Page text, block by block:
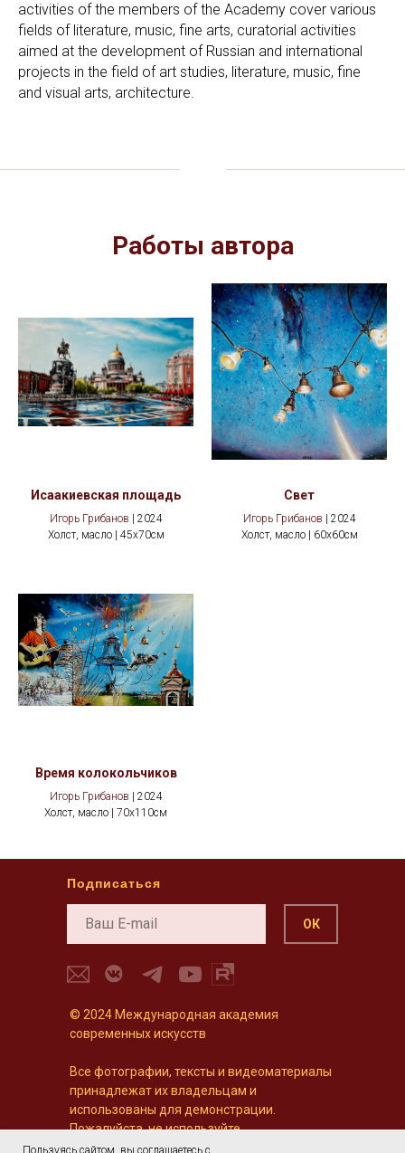
activities of the members of the Academy cover various
fields of literature, music, fine arts, curatorial activities
aimed at the development of Russian and international
projects in the field of art studies, literature, music, fine
and visual arts, architecture.
Работы автора
Исаакиевская площадь
Игорь Грибанов | 2024
Холст, масло | 45х70см
Свет
Игорь Грибанов | 2024
Холст, масло | 60х60см
Время колокольчиков
Игорь Грибанов | 2024
Холст, масло | 70х110см
ОК
Подписаться
© 2024 Международная академия
современных искусств
Все фотографии, тексты и видеоматериалы
принадлежат их владельцам и
использованы для демонстрации.
Пожалуйста, не используйте
предоставленный контент в коммерческих
Пользуясь сайтом, вы соглашаетесь с